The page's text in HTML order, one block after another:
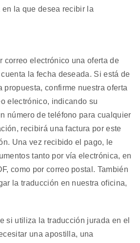
la que desea recibir la
correo electrónico una oferta de
la fecha deseada. Si está de
propuesta, confirme nuestra oferta
electrónico, indicando su
número de teléfono para cualquier
recibirá una factura por este
Una vez recibido el pago, le
tanto por vía electrónica, en
como por correo postal. También
la traducción en nuestra oficina,
si utiliza la traducción jurada en el
una apostilla, una